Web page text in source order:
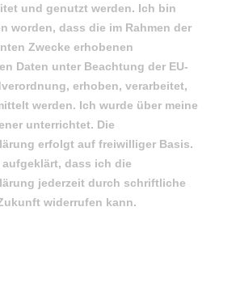
genutzt werden. Ich bin
worden, dass die im Rahmen der
Zwecke erhobenen
Daten unter Beachtung der EU-
erhoben, verarbeitet,
werden. Ich wurde über meine
unterrichtet. Die
erfolgt auf freiwilliger Basis.
dass ich die
jederzeit durch schriftliche
widerrufen kann.